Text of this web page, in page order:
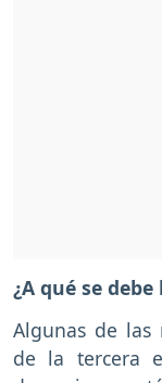
¿A qué se
Algunas de las
de la tercera